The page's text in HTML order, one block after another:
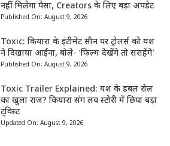
नहीं मिलेगा पैसा, Creators के लिए बड़ा अपडेट
Published On: August 9, 2026
Toxic: कियारा के इंटीमेट सीन पर ट्रोलर्स को यश
ने दिखाया आईना, बोले- ‘फिल्म देखेंगे तो सराहेंगे’
Published On: August 9, 2026
Toxic Trailer Explained: यश के डबल रोल
का खुला राज? कियारा संग लव स्टोरी में छिपा बड़ा
ट्विस्ट
Updated On: August 9, 2026